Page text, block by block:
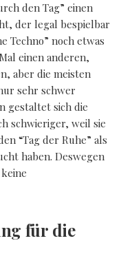
den Tag” einen
der legal bespielbar
Techno” noch etwas
einen anderen,
aber die meisten
sehr schwer
gestaltet sich die
schwieriger, weil sie
“Tag der Ruhe” als
haben. Deswegen
für die